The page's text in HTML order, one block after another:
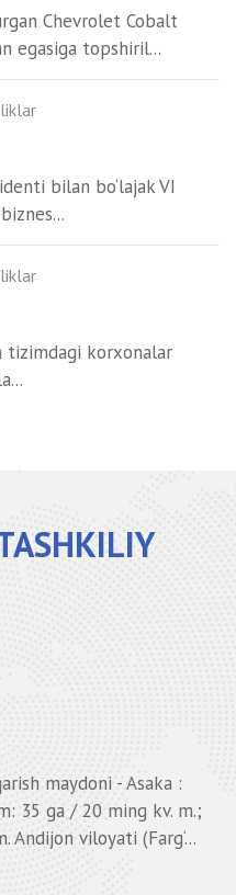
Chevrolet Cobalt
egasiga topshiril...
bilan bo‘lajak VI
tizimdagi korxonalar
maydoni - Asaka :
35 ga / 20 ming kv. m.;
Andijon viloyati (Farg‘...